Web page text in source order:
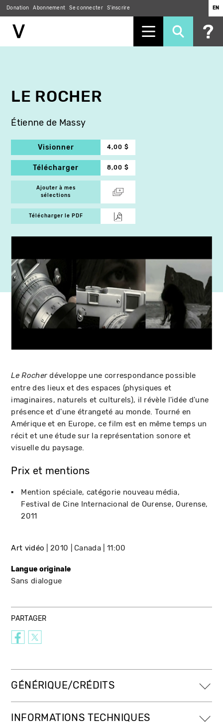
Donation Abonnement Se connecter S'inscrire EN
LE ROCHER
Étienne de Massy
Visionner 4,00 $
Télécharger 8,00 $
Ajouter à mes
sélections
Télécharger le PDF
Le Rocher développe une correspondance possible
entre des lieux et des espaces (physiques et
imaginaires, naturels et culturels), il révèle l'idée d'une
présence et d'une étrangeté au monde. Tourné en
Amérique et en Europe, ce film est en même temps un
récit et une étude sur la représentation sonore et
visuelle du paysage.
Prix et mentions
Mention spéciale, catégorie nouveau média
Festival de Cine Internacional de Ourense Ourense
2011
Art vidéo 2010 Canada 11:00
Langue originale
Sans dialogue
PARTAGER
GÉNÉRIQUE/CRÉDITS
INFORMATIONS TECHNIQUES